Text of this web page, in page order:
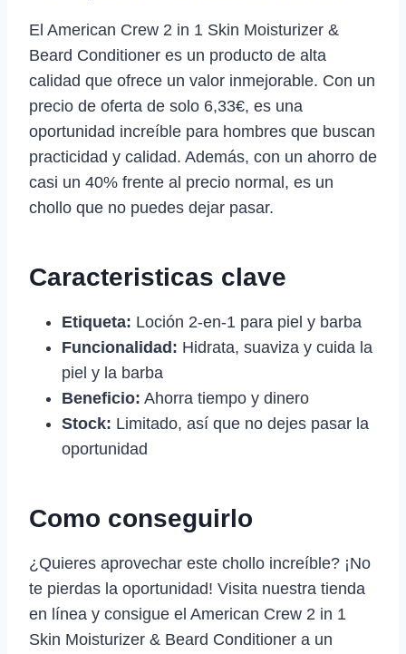
El American Crew 2 in 1 Skin Moisturizer &
Beard Conditioner es un producto de alta
calidad que ofrece un valor inmejorable. Con un
precio de oferta de solo 6,33€, es una
oportunidad increíble para hombres que buscan
practicidad y calidad. Además, con un ahorro de
casi un 40% frente al precio normal, es un
chollo que no puedes dejar pasar.
Caracteristicas clave
Etiqueta: Loción 2-en-1 para piel y barba
Funcionalidad: Hidrata, suaviza y cuida la
piel y la barba
Beneficio: Ahorra tiempo y dinero
Stock: Limitado, así que no dejes pasar la
oportunidad
Como conseguirlo
¿Quieres aprovechar este chollo increíble? ¡No
te pierdas la oportunidad! Visita nuestra tienda
en línea y consigue el American Crew 2 in 1
Skin Moisturizer & Beard Conditioner a un